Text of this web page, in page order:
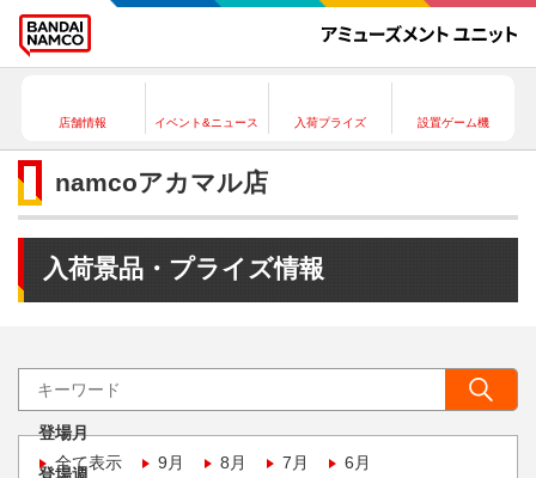
店舗情報 イベント&ニュース 入荷プライズ 設置ゲーム機
namcoアカマル店
入荷景品・プライズ情報
登場月
全て表示
9月 8月 7月 6月